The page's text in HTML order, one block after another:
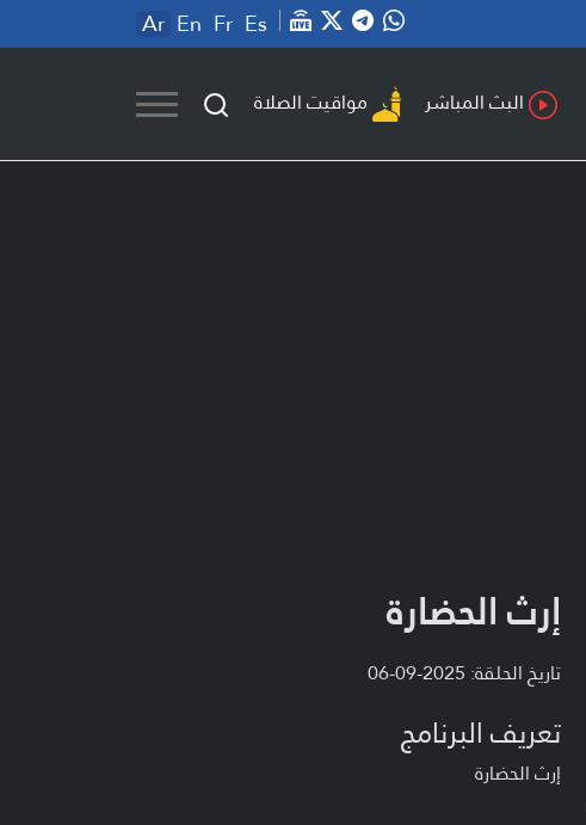
Ar En Fr Es
البث المباشر مواقيت الصلاة
إرث الحضارة
تاريخ الحلقة: 2025-09-06
تعريف البرنامج
إرث الحضارة